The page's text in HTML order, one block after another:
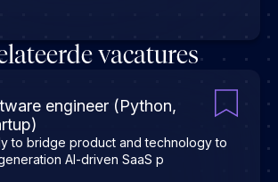
vacatures
engineer (Python,
to bridge product and technology to
AI-driven SaaS p